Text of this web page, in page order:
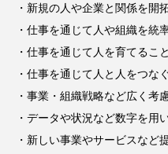
・新規の人や企業と関係を開
・仕事を通じて人や組織を統
・仕事を通じて人を育てるこ
・仕事を通じて人と人をつな
・事業・組織戦略など広く考
・データや状況など数字を用
・新しい事業やサービスなど